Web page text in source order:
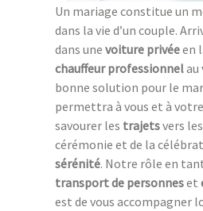
Un mariage constitue un
dans la vie d’un couple.
dans une voiture privéeen
chauffeur professionnelau
bonne solution pour le
permettra à vous et à
savourer les trajetsvers
cérémonie et de la
sérénité. Notre rôle en
transport de personneset
est de vous accompagner